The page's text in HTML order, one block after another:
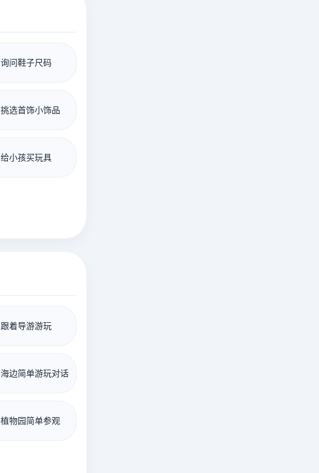
询问鞋子尺码
挑选首饰小饰品
给小孩买玩具
跟着导游游玩
海边简单游玩对话
植物园简单参观